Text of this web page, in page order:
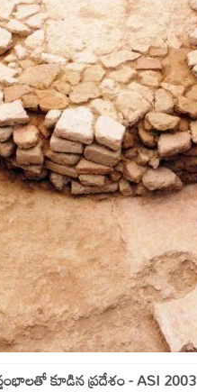
కూడిన ప్రదేశం - ASI 2003